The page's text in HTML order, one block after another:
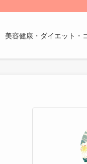
美容健康・ダイエット・